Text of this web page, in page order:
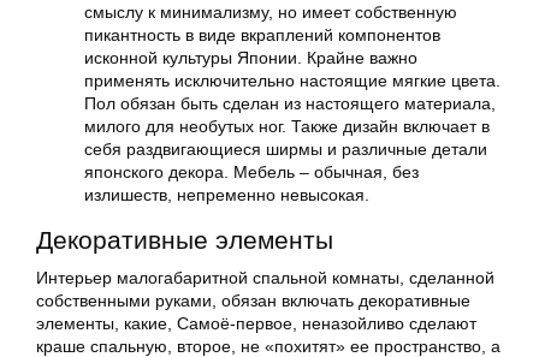
смыслу к минимализму, но имеет собственную
пикантность в виде вкраплений компонентов
исконной культуры Японии. Крайне важно
применять исключительно настоящие мягкие цвета.
Пол обязан быть сделан из настоящего материала,
милого для необутых ног. Также дизайн включает в
себя раздвигающиеся ширмы и различные детали
японского декора. Мебель – обычная, без
излишеств, непременно невысокая.
Декоративные элементы
Интерьер малогабаритной спальной комнаты, сделанной
собственными руками, обязан включать декоративные
элементы, какие, Самоё-первое, неназойливо сделают
краше спальную, второе, не «похитят» ее пространство, а